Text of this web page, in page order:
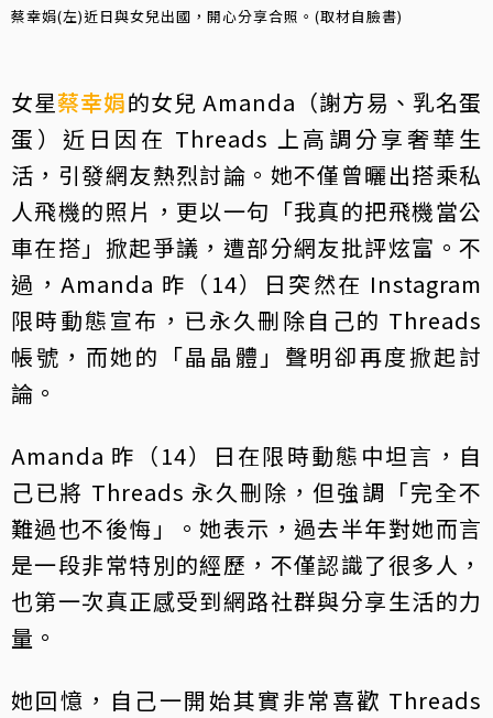
蔡幸娟(左)近日與女兒出國，開心分享合照。(取材自臉書)
女星蔡幸娟的女兒 Amanda（謝方易、乳名蛋
蛋）近日因在 Threads 上高調分享奢華生
活，引發網友熱烈討論。她不僅曾曬出搭乘私
人飛機的照片，更以一句「我真的把飛機當公
車在搭」掀起爭議，遭部分網友批評炫富。不
過，Amanda 昨（14）日突然在 Instagram
限時動態宣布，已永久刪除自己的 Threads
帳號，而她的「晶晶體」聲明卻再度掀起討
論。
Amanda 昨（14）日在限時動態中坦言，自
己已將 Threads 永久刪除，但強調「完全不
難過也不後悔」。她表示，過去半年對她而言
是一段非常特別的經歷，不僅認識了很多人，
也第一次真正感受到網路社群與分享生活的力
量。
她回憶，自己一開始其實非常喜歡 Threads